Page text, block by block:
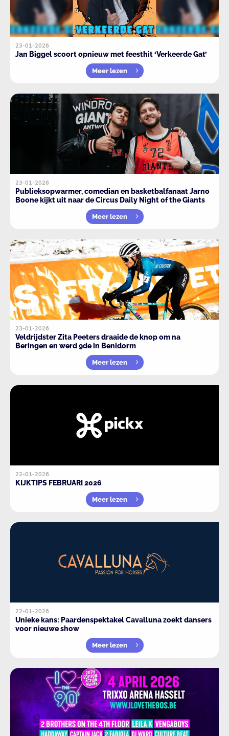
23-01-2026
Jan Biggel scoort opnieuw met feesthit ‘Verkeerde Gat’
Meer lezen
23-01-2026
Publieksopwarmer, comedian en basketbalfanaat Jarno
Boone kijkt uit naar de Circus Daily Night of the Giants
Meer lezen
23-01-2026
Veldrijdster Zita Peeters draaide de knop om na
Beringen en werd 9de in Benidorm
Meer lezen
22-01-2026
KIJKTIPS FEBRUARI 2026
Meer lezen
22-01-2026
Unieke kans: Paardenspektakel Cavalluna zoekt dansers
voor nieuwe show
Meer lezen